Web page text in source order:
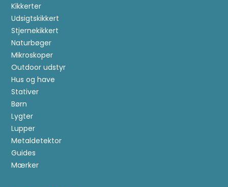
Kikkerter
Udsigtskikkert
Stjernekikkert
Naturbøger
Mikroskoper
Outdoor udstyr
Hus og have
Stativer
Børn
Lygter
Lupper
Metaldetektor
Guides
Mærker